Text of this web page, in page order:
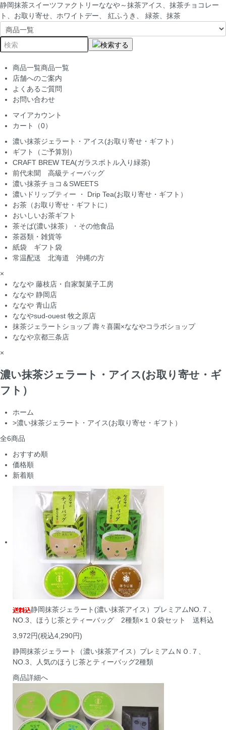
静岡抹茶スイーツファクトリーななや～抹茶アイス、抹茶チョコレー
ト、お取り寄せ、ホワイトデー、 紅ふうき、 緑茶、抹茶
商品一覧商品一覧
店舗へのご案内
よくあるご質問
お問い合わせ
マイアカウント
カート（0）
濃い抹茶ジェラート・アイス(お取り寄せ・ギフト）
ギフト（ご予算別）
CRAFT BREW TEA(ガラスボトル入り緑茶)
前代未聞 高級ティーバッグ
濃い抹茶チョコ＆SWEETS
濃いドリップティー ・ Drip Tea(お取り寄せ・ギフト）
お茶（お取り寄せ・ギフトに）
おいしいお茶ギフト
茶そば(濃い抹茶）・その他食品
茶器類・雑貨等
紙袋 ギフト袋
常温配送 北海道 沖縄の方
×
ななや 藤枝店・自家製菓子工房
ななや 静岡店
ななや 青山店
ななやsud-ouest 牧之原店
抹茶ジェラートショップ 壽々喜園×ななやコラボショップ
ななや京都三条店
×
濃い抹茶ジェラート・アイス(お取り寄せ・ギ
フト）
ホーム
>濃い抹茶ジェラート・アイス(お取り寄せ・ギフト）
全6商品
おすすめ順
価格順
新着順
静岡抹茶ジェラート(濃い抹茶アイス）プレミアムNO.７、
NO.3、ほうじ茶とティーバッグ 2種類×１０袋セット 送料込
3,972円(税込4,290円)
静岡抹茶ジェラート（濃い抹茶アイス）プレミアムＮＯ.７、
NO.3、人気のほうじ茶とティーバッグ2種類
商品詳細へ